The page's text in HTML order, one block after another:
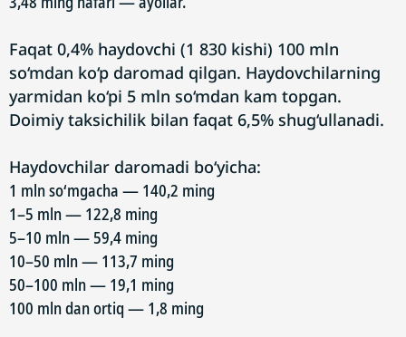
Faqat 0,4% haydovchi (1 830 kishi) 100 mln
so‘mdan ko‘p daromad qilgan. Haydovchilarning
yarmidan ko‘pi 5 mln so‘mdan kam topgan.
Doimiy taksichilik bilan faqat 6,5% shug‘ullanadi.
Haydovchilar daromadi bo‘yicha:
1 mln so‘mgacha — 140,2 ming
1–5 mln — 122,8 ming
5–10 mln — 59,4 ming
10–50 mln — 113,7 ming
50–100 mln — 19,1 ming
100 mln dan ortiq — 1,8 ming